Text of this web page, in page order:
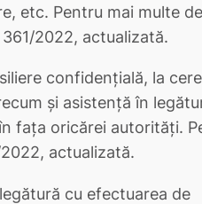
etc. Pentru mai multe
2022, actualizată.
confidențială, la
și asistență în
fața oricărei autorități.
actualizată.
cu efectuarea de